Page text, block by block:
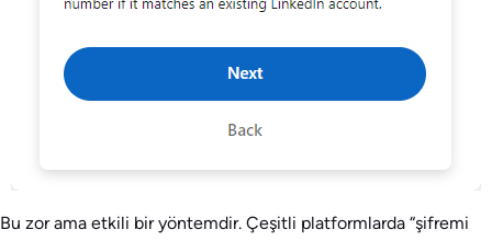
Bu zor ama etkili bir yöntemdir. Çeşitli platformlarda “şifremi